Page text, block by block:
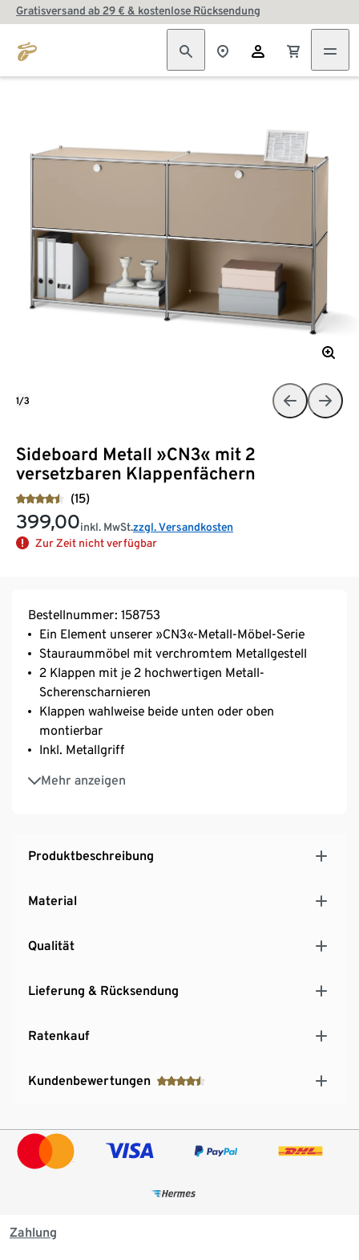
Gratisversand ab 29 € & kostenlose Rücksendung
Sideboard Metall »CN3« mit 2
versetzbaren Klappenfächern
(15)
399,00inkl. MwSt.zzgl. Versandkosten
Zur Zeit nicht verfügbar
1/3
Bestellnummer: 158753
Ein Element unserer »CN3«-Metall-Möbel-Serie
Stauraummöbel mit verchromtem Metallgestell
2 Klappen mit je 2 hochwertigen Metall-
Scherenscharnieren
Klappen wahlweise beide unten oder oben
montierbar
Inkl. Metallgriff
Mehr anzeigen
Oberflächen mit hochwertiger, strapazierfähiger
Pulverbeschichtung
Vielseitig einsetzbar – z.B. im Wohnzimmer, im Büro
oder im Home-Office
Produktbeschreibung
Material
Qualität
Lieferung & Rücksendung
Ratenkauf
Kundenbewertungen
Zahlung